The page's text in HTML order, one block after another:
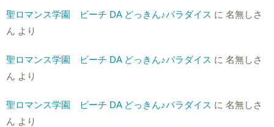
聖ロマンス学園 ビーチ DA どっきん♪パラダイス に 名無しさ
ん より
聖ロマンス学園 ビーチ DA どっきん♪パラダイス に 名無しさ
ん より
聖ロマンス学園 ビーチ DA どっきん♪パラダイス に 名無しさ
ん より